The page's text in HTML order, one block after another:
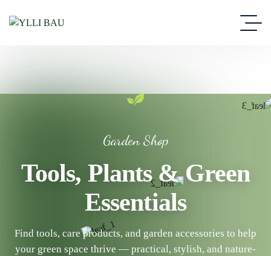
Garden Shop
Tools, Plants & Green
Essentials
Find tools, care products, and garden accessories to help
your green space thrive — practical, stylish, and nature-